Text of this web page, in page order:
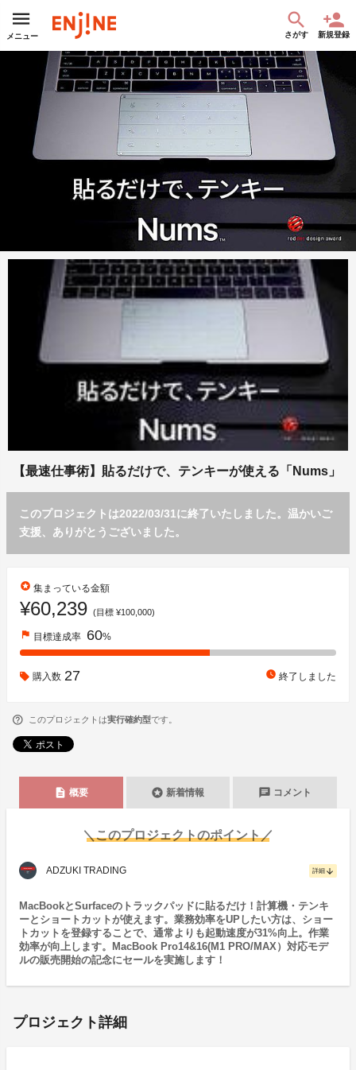
メニュー さがす 新規登録
【最速仕事術】貼るだけで、テンキーが使える「Nums」
このプロジェクトは2022/03/31に終了いたしました。温かいご
支援、ありがとうございました。
stars 集まっている金額
¥60,239 (目標 ¥100,000)
flag 目標達成率 60%
購入数 27 watch_later 終了しました
このプロジェクトは実行確約型です。
description 概要 stars 新着情報 chat コメント
＼このプロジェクトのポイント／
ADZUKI TRADING 詳細 arrow_downward
MacBookとSurfaceのトラックパッドに貼るだけ！計算機・テンキ
ーとショートカットが使えます。業務効率をUPしたい方は、ショー
トカットを登録することで、通常よりも起動速度が31%向上。作業
効率が向上します。MacBook Pro14&16(M1 PRO/MAX）対応モデ
ルの販売開始の記念にセールを実施します！
プロジェクト詳細